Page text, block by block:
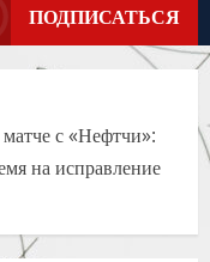
ПОДПИСАТЬСЯ
с «Нефтчи»:
на исправление